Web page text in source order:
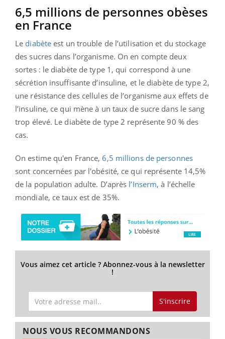
6,5 millions de personnes obèses
en France
Le diabète est un trouble de l’utilisation et du stockage
des sucres dans l’organisme. On en compte deux
sortes : le diabète de type 1, qui correspond à une
sécrétion insuffisante d’insuline, et le diabète de type 2,
une résistance des cellules de l’organisme aux effets de
l’insuline, ce qui mène à un taux de sucre dans le sang
trop élevé. Le diabète de type 2 représente 90 % des
cas.
On estime qu'en France, 6,5 millions de personnes
sont concernées par l'obésité, ce qui représente 14,5%
de la population adulte. D’après l’Inserm, à l’échelle
mondiale, ce taux est de 35%.
Vous aimez cet article ? Abonnez-vous à la newsletter
!
S'inscrire
NOUS VOUS RECOMMANDONS